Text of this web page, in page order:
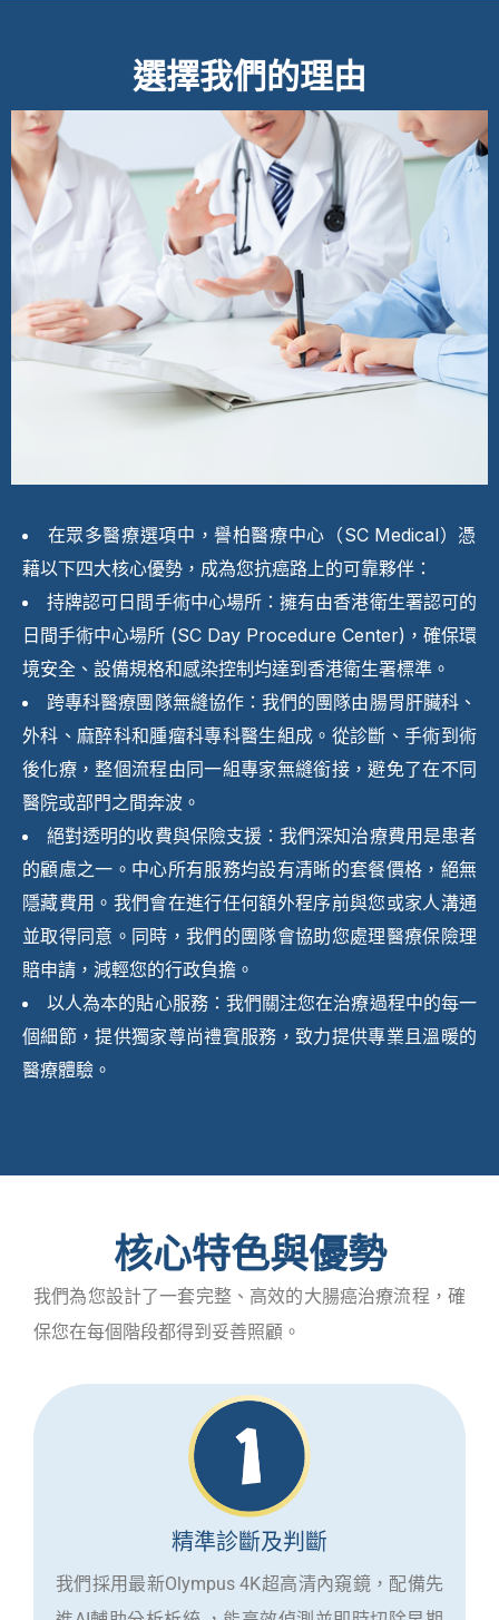
選擇我們的理由
在眾多醫療選項中，譽柏醫療中心（SC Medical）憑
藉以下四大核心優勢，成為您抗癌路上的可靠夥伴：
持牌認可日間手術中心場所：擁有由香港衛生署認可的
日間手術中心場所 (SC Day Procedure Center)，確保環
境安全、設備規格和感染控制均達到香港衛生署標準。
跨專科醫療團隊無縫協作：我們的團隊由腸胃肝臟科、
外科、麻醉科和腫瘤科專科醫生組成。從診斷、手術到術
後化療，整個流程由同一組專家無縫銜接，避免了在不同
醫院或部門之間奔波。
絕對透明的收費與保險支援：我們深知治療費用是患者
的顧慮之一。中心所有服務均設有清晰的套餐價格，絕無
隱藏費用。我們會在進行任何額外程序前與您或家人溝通
並取得同意。同時，我們的團隊會協助您處理醫療保險理
賠申請，減輕您的行政負擔。
以人為本的貼心服務：我們關注您在治療過程中的每一
個細節，提供獨家尊尚禮賓服務，致力提供專業且溫暖的
醫療體驗。
核心特色與優勢
我們為您設計了一套完整、高效的大腸癌治療流程，確
保您在每個階段都得到妥善照顧。
精準診斷及判斷
我們採用最新Olympus 4K超高清內窺鏡，配備先